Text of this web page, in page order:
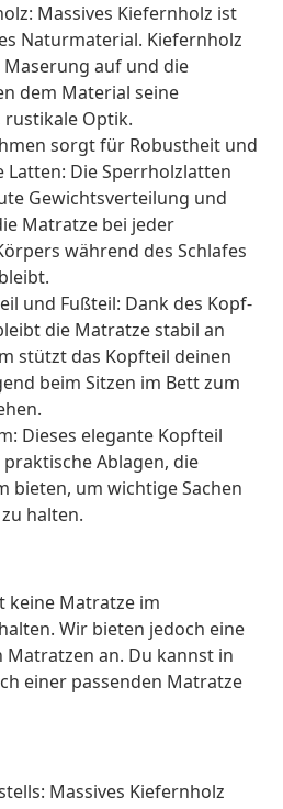
Massives Kiefernholz ist
Naturmaterial. Kiefernholz
auf und die
dem Material seine
Optik.
sorgt für Robustheit und
Latten: Die Sperrholzlatten
Gewichtsverteilung und
Matratze bei jeder
während des Schlafes
und Fußteil: Dank des Kopf-
die Matratze stabil an
stützt das Kopfteil deinen
beim Sitzen im Bett zum
Dieses elegante Kopfteil
Ablagen, die
bieten, um wichtige Sachen
halten.
keine Matratze im
Wir bieten jedoch eine
Matratzen an. Du kannst in
einer passenden Matratze
Massives Kiefernholz